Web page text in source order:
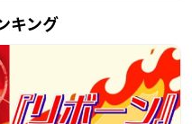
キング